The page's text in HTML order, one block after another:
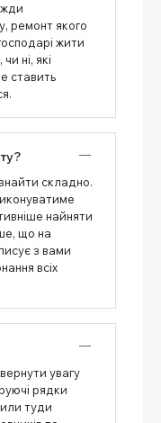
ремонт якого
жити
ні, які
ставить
складно.
найняти
що на
з вами
всіх
увагу
рядки
туди